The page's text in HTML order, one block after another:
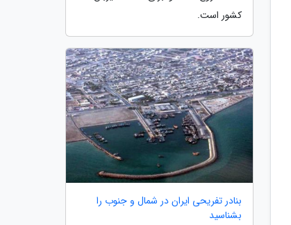
کشور است.
بنادر تفریحی ایران در شمال و جنوب را
بشناسید